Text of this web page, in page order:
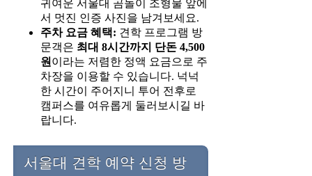
귀여운 서울대 곰돌이 조형물 앞에
서 멋진 인증 사진을 남겨보세요.
주차 요금 혜택: 견학 프로그램 방
문객은 최대 8시간까지 단돈 4,500
원 이라는 저렴한 정액 요금으로 주
차장을 이용할 수 있습니다. 넉넉
한 시간이 주어지니 투어 전후로
캠퍼스를 여유롭게 둘러보시길 바
랍니다.
서울대 견학 예약 신청 방